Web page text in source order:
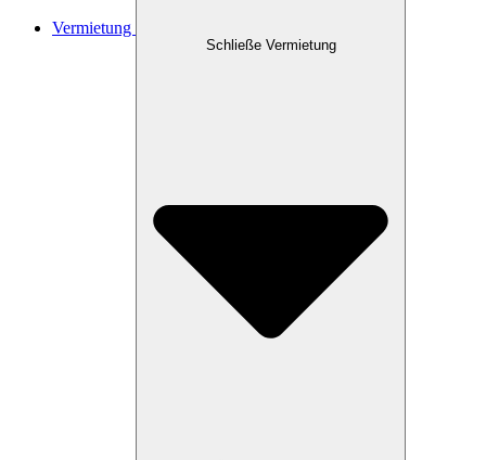
Vermietung
Schließe Vermietung